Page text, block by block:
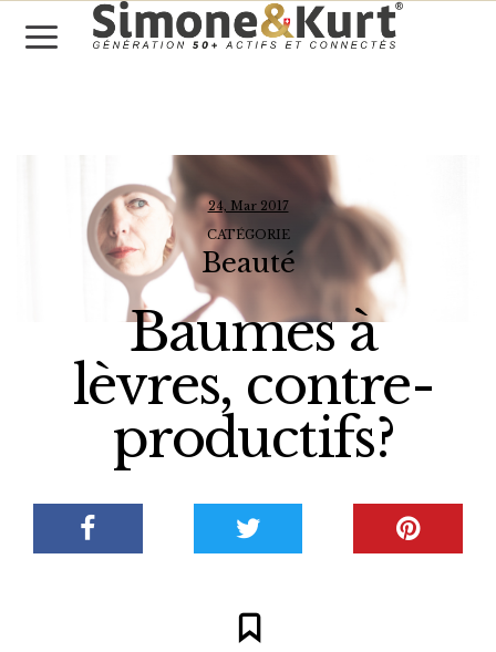
24, Mar 2017
CATÉGORIE
Beauté
Baumes à
lèvres, contre-
productifs?